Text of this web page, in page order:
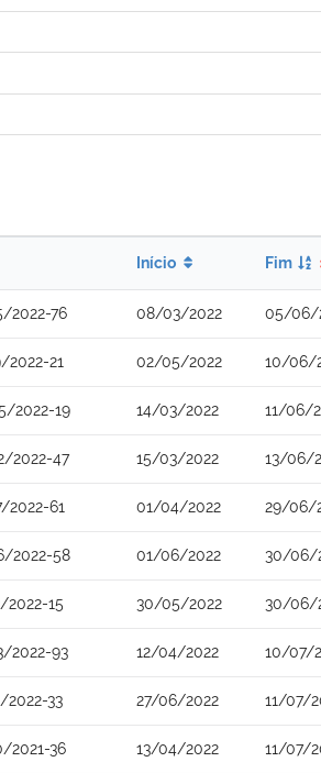
Início Fim
2022-76 08/03/2022 05/06/
2022-21 02/05/2022 10/06/
2022-19 14/03/2022 11/06/
2022-47 15/03/2022 13/06/
2022-61 01/04/2022 29/06/
2022-58 01/06/2022 30/06/
2022-15 30/05/2022 30/06/
2022-93 12/04/2022 10/07/
2022-33 27/06/2022 11/07/
2021-36 13/04/2022 11/07/